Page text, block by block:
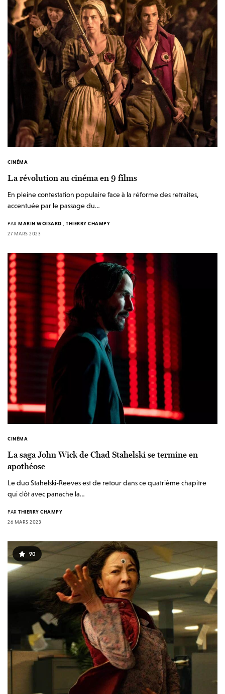
CINÉMA
La révolution au cinéma en 9 films
En pleine contestation populaire face à la réforme des retraites,
accentuée par le passage du…
PAR MARIN WOISARD , THIERRY CHAMPY
27 MARS 2023
CINÉMA
La saga John Wick de Chad Stahelski se termine en
apothéose
Le duo Stahelski-Reeves est de retour dans ce quatrième chapitre
qui clôt avec panache la…
PAR THIERRY CHAMPY
26 MARS 2023
90